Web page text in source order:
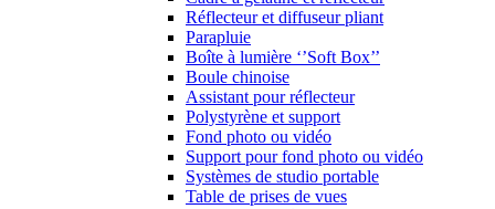
Réflecteur et diffuseur pliant
Parapluie
Boîte à lumière ‘’Soft Box’’
Boule chinoise
Assistant pour réflecteur
Polystyrène et support
Fond photo ou vidéo
Support pour fond photo ou vidéo
Systèmes de studio portable
Table de prises de vues